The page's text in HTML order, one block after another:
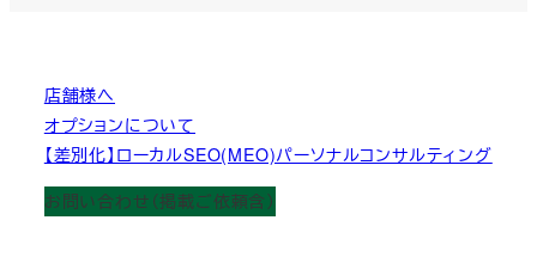
店舗様へ
オプションについて
【差別化】ローカルSEO(MEO)パーソナルコンサルティング
お問い合わせ（掲載ご依頼含）